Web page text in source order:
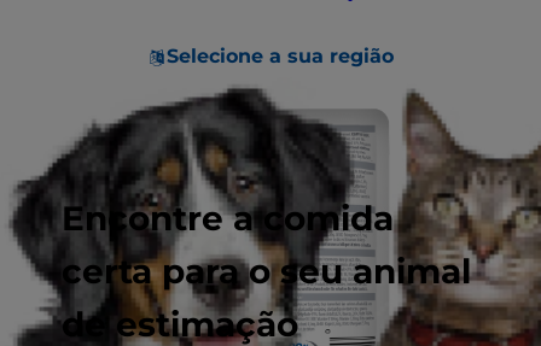
Selecione a sua região
Encontre a comida
certa para o seu animal
de estimação